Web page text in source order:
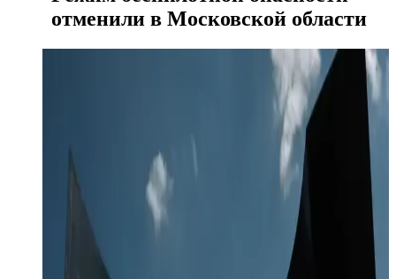
отменили в Московской области